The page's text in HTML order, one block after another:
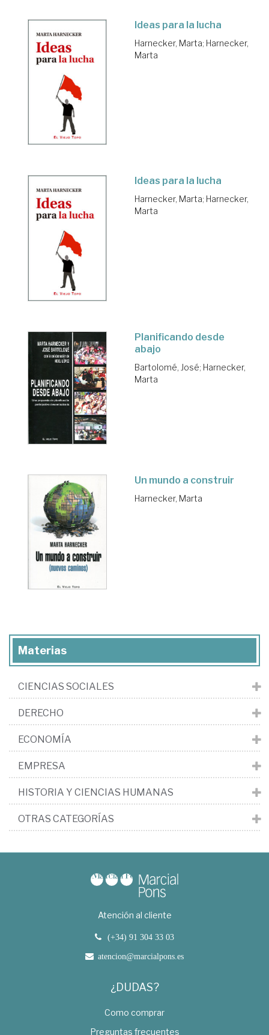
Ideas para la lucha
Harnecker, Marta; Harnecker,
Marta
Ideas para la lucha
Harnecker, Marta; Harnecker,
Marta
Planificando desde
abajo
Bartolomé, José; Harnecker,
Marta
Un mundo a construir
Harnecker, Marta
Materias
CIENCIAS SOCIALES
DERECHO
ECONOMÍA
EMPRESA
HISTORIA Y CIENCIAS HUMANAS
OTRAS CATEGORÍAS
Atención al cliente
(+34) 91 304 33 03
atencion@marcialpons.es
¿DUDAS?
Como comprar
Preguntas frecuentes